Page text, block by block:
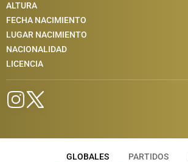
ALTURA
FECHA NACIMIENTO
LUGAR NACIMIENTO
NACIONALIDAD
LICENCIA
GLOBALES PARTIDOS